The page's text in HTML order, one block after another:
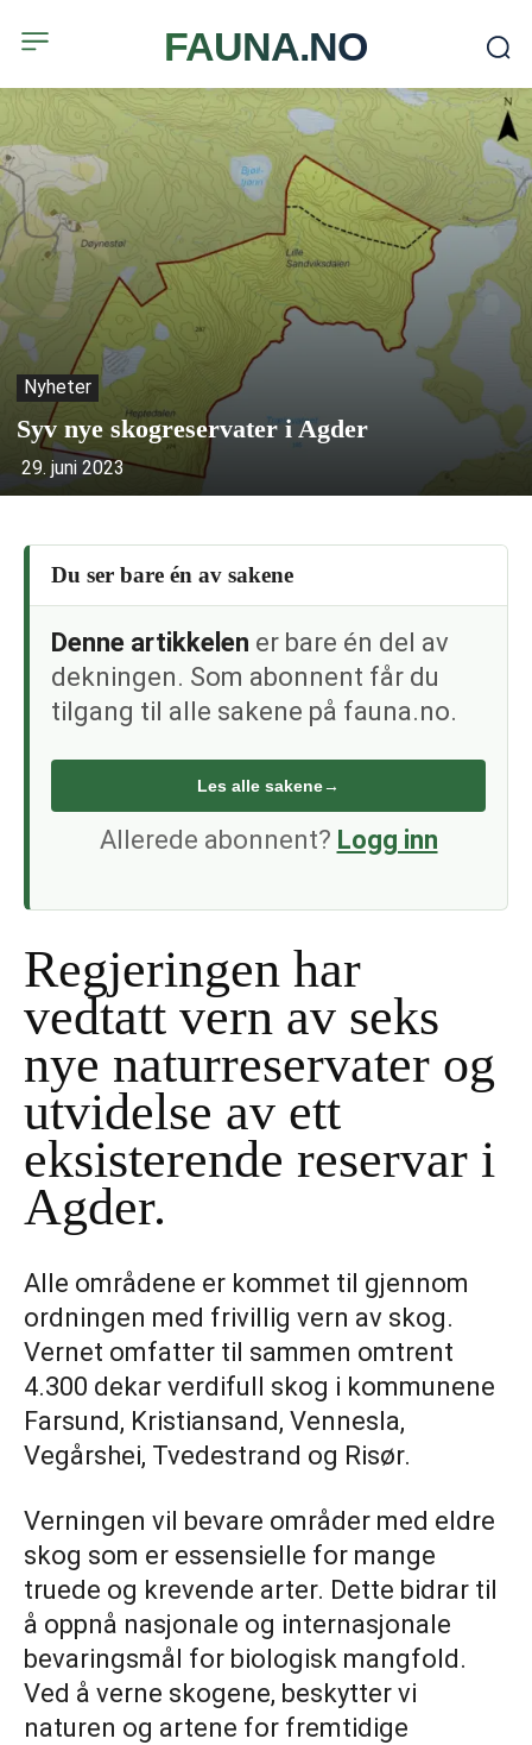
FAUNA.NO
Nyheter
Syv nye skogreservater i Agder
29. juni 2023
Du ser bare én av sakene
Denne artikkelen er bare én del av
dekningen. Som abonnent får du
tilgang til alle sakene på fauna.no.
Les alle sakene→
Allerede abonnent? Logg inn
Regjeringen har
vedtatt vern av seks
nye naturreservater og
utvidelse av ett
eksisterende reservar i
Agder.
Alle områdene er kommet til gjennom
ordningen med frivillig vern av skog.
Vernet omfatter til sammen omtrent
4.300 dekar verdifull skog i kommunene
Farsund, Kristiansand, Vennesla,
Vegårshei, Tvedestrand og Risør.
Verningen vil bevare områder med eldre
skog som er essensielle for mange
truede og krevende arter. Dette bidrar til
å oppnå nasjonale og internasjonale
bevaringsmål for biologisk mangfold.
Ved å verne skogene, beskytter vi
naturen og artene for fremtidige